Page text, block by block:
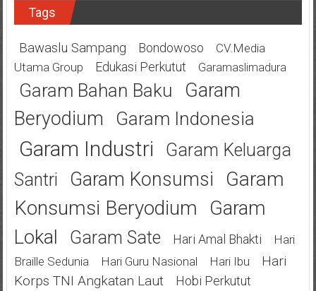
Tags
Bawaslu Sampang Bondowoso
CV.Media
Utama Group
Edukasi Perkutut Garamaslimadura
Garam Bahan Baku
Garam
Beryodium
Garam Indonesia
Garam Industri
Garam Keluarga
Santri
Garam Konsumsi
Garam
Konsumsi Beryodium
Garam
Lokal
Garam Sate Hari Amal Bhakti
Hari
Braille Sedunia
Hari Guru Nasional Hari Ibu
Hari
Korps TNI Angkatan Laut
Hobi Perkutut